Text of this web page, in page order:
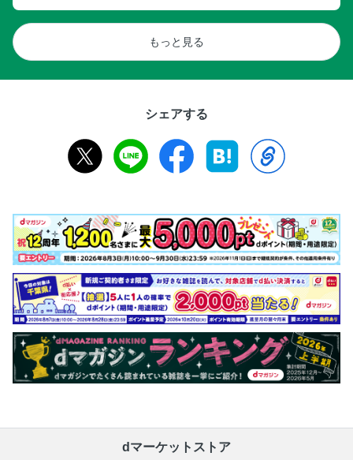
もっと見る
シェアする
dマーケットストア